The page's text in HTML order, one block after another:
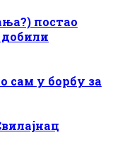
постао
у борбу за